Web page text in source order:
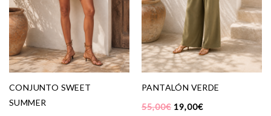
CONJUNTO SWEET
SUMMER
PANTALÓN VERDE
55,00€ 19,00€